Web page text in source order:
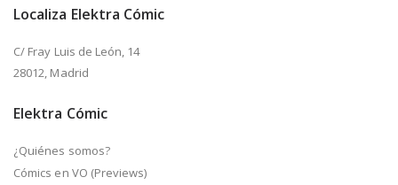
Localiza Elektra Cómic
C/ Fray Luis de León, 14
28012, Madrid
Elektra Cómic
¿Quiénes somos?
Cómics en VO (Previews)